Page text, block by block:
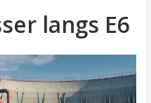
langs E6